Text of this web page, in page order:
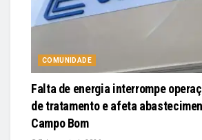
COMUNIDADE
Falta de energia interrompe
de tratamento e afeta
Campo Bom